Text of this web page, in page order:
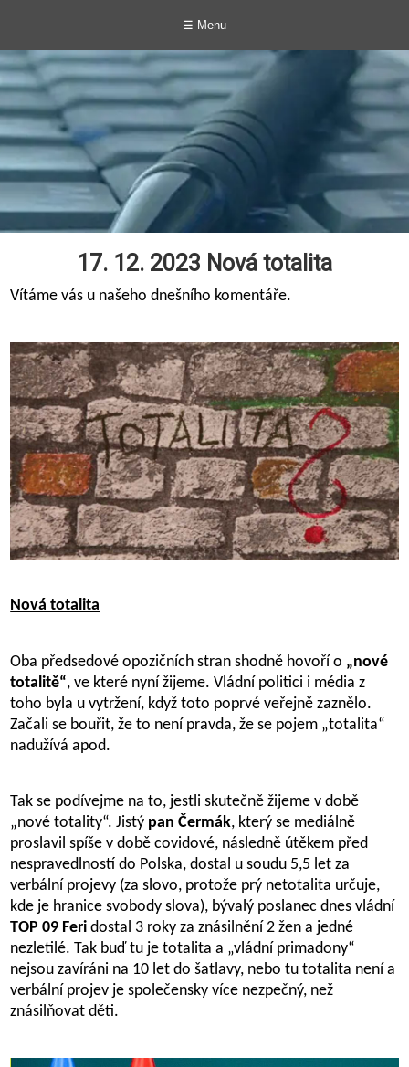
☰ Menu
17. 12. 2023 Nová totalita
Vítáme vás u našeho dnešního komentáře.
Nová totalita
Oba předsedové opozičních stran shodně hovoří o „nové
totalitě“, ve které nyní žijeme. Vládní politici i média z
toho byla u vytržení, když toto poprvé veřejně zaznělo.
Začali se bouřit, že to není pravda, že se pojem „totalita“
nadužívá apod.
Tak se podívejme na to, jestli skutečně žijeme v době
„nové totality“. Jistý pan Čermák, který se mediálně
proslavil spíše v době covidové, následně útěkem před
nespravedlností do Polska, dostal u soudu 5,5 let za
verbální projevy (za slovo, protože prý netotalita určuje,
kde je hranice svobody slova), bývalý poslanec dnes vládní
TOP 09 Feri dostal 3 roky za znásilnění 2 žen a jedné
nezletilé. Tak buď tu je totalita a „vládní primadony“
nejsou zavíráni na 10 let do šatlavy, nebo tu totalita není a
verbální projev je společensky více nezpečný, než
znásilňovat děti.